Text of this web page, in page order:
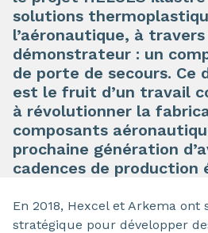
solutions
l’aéronautique, à
démonstrateur : un
de porte de secours. Ce
est le fruit d’un travail
à révolutionner la
composants
prochaine génération
cadences de production
En 2018, Hexcel et Arkema ont
stratégique pour développer